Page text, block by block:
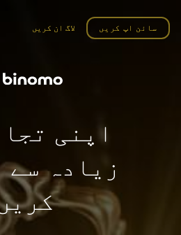
لاگ ان کریں سائن اپ کریں
اپنی
زیادہ سے